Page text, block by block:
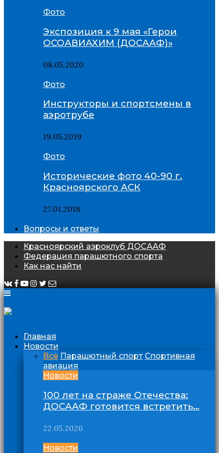
Фото
Экспозиция к 9 мая «Герои
ОСОАВИАХИМ (ДОСААФ)»
08.05.2020
Фото
Инструкторы и спортсмены в
аэротрубе
19.05.2019
Фото
Исторические фото 40-90 г.
Красноярского АСК
27.01.2018
Вопросы и ответы
Красноярский аэроклуб ДОСААФ
Федерация парашютного спорта
Как нас найти
Главная
Новости
Все Парашютный спорт Спортивная
авиация
Новости
100 лет на страже Отечества:
ДОСААФ готовится встретить…
22.05.2026
Новости